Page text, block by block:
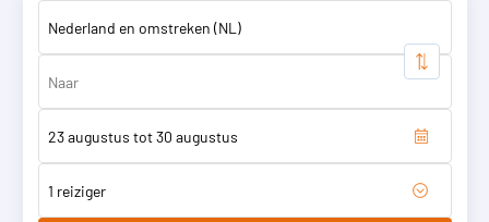
1 reiziger